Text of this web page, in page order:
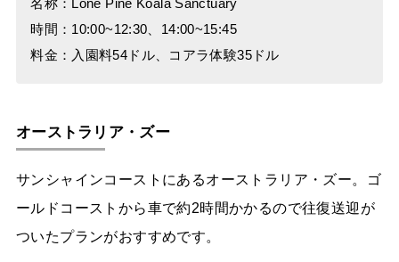
名称：Lone Pine Koala Sanctuary
時間：10:00~12:30、14:00~15:45
料金：入園料54ドル、コアラ体験35ドル
オーストラリア・ズー
サンシャインコーストにあるオーストラリア・ズー。ゴ
ールドコーストから車で約2時間かかるので往復送迎が
ついたプランがおすすめです。